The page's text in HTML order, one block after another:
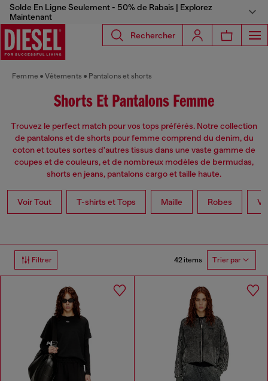
Solde En Ligne Seulement - 50% de Rabais | Explorez
Maintenant
Rechercher
Femme Vêtements Pantalons et shorts
Shorts Et Pantalons Femme
Trouvez le perfect match pour vos tops préférés. Notre collection
de pantalons et de shorts pour femme comprend du denim, du
coton et toutes sortes d'autres tissus dans une vaste gamme de
coupes et de couleurs, et de nombreux modèles de bermudas,
shorts en jeans, pantalons cargo et taille haute.
Voir Tout T-shirts et Tops Maille Robes
Filtrer 42 items Trier par